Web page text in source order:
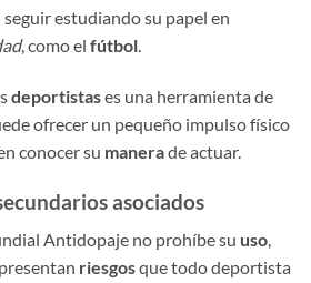
estudiando su papel en
, como el fútbol.
deportistases una herramienta de
ofrecer un pequeño impulso físico
conocer su manerade actuar.
asociados
Antidopaje no prohíbe su uso,
presentan riesgosque todo deportista